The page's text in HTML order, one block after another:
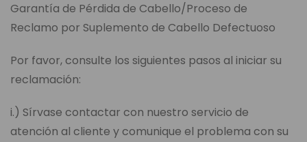
Garantía de Pérdida de Cabello/Proceso de
Reclamo por Suplemento de Cabello Defectuoso
Por favor, consulte los siguientes pasos al iniciar su
reclamación:
i.) Sírvase contactar con nuestro servicio de
atención al cliente y comunique el problema con su